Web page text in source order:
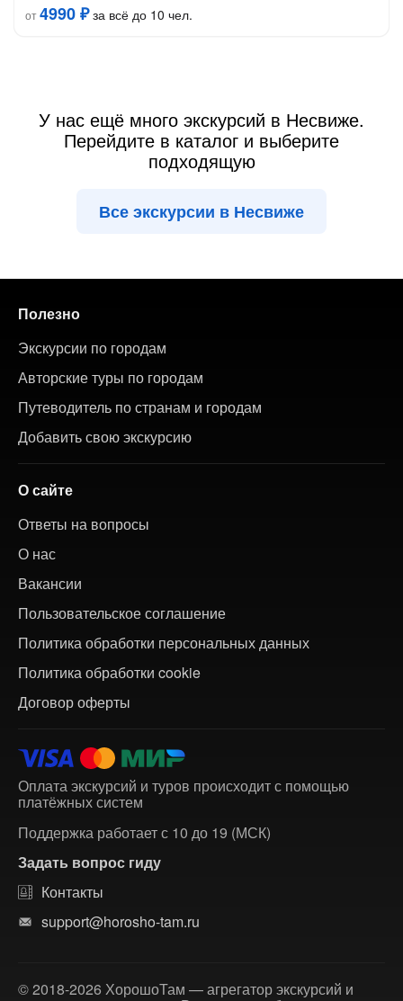
от4990 ₽за всё до 10 чел.
У нас ещё много экскурсий в Несвиже.
Перейдите в каталог и выберите
подходящую
Все экскурсии в Несвиже
Полезно
Экскурсии по городам
Авторские туры по городам
Путеводитель по странам и городам
Добавить свою экскурсию
О сайте
Ответы на вопросы
О нас
Вакансии
Пользовательское соглашение
Политика обработки персональных данных
Политика обработки cookie
Договор оферты
Оплата экскурсий и туров происходит с помощью
платёжных систем
Поддержка работает с 10 до 19 (МСК)
Задать вопрос гиду
Контакты
support@horosho-tam.ru
© 2018-2026 ХорошоТам — агрегатор экскурсий и